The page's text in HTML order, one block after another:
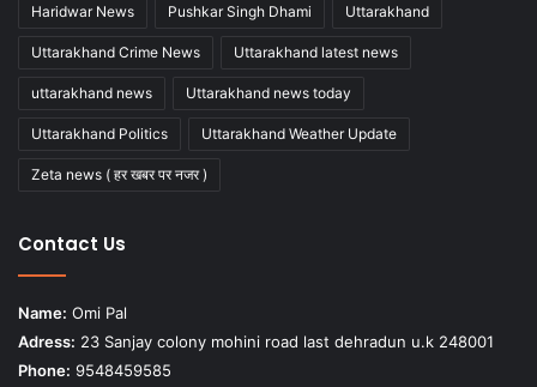
Haridwar News Pushkar Singh Dhami Uttarakhand
Uttarakhand Crime News Uttarakhand latest news
uttarakhand news Uttarakhand news today
Uttarakhand Politics Uttarakhand Weather Update
Zeta news ( हर खबर पर नजर )
Contact Us
Name: Omi Pal
Adress: 23 Sanjay colony mohini road last dehradun u.k 248001
Phone: 9548459585